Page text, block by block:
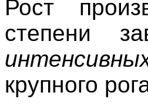
Рост
степени
крупного